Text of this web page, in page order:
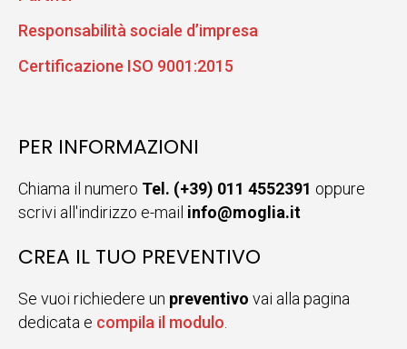
Responsabilità sociale d’impresa
Certificazione ISO 9001:2015
PER INFORMAZIONI
Chiama il numero Tel. (+39) 011 4552391 oppure
scrivi all'indirizzo e-mail info@moglia.it
CREA IL TUO PREVENTIVO
Se vuoi richiedere un preventivo vai alla pagina
dedicata e compila il modulo.